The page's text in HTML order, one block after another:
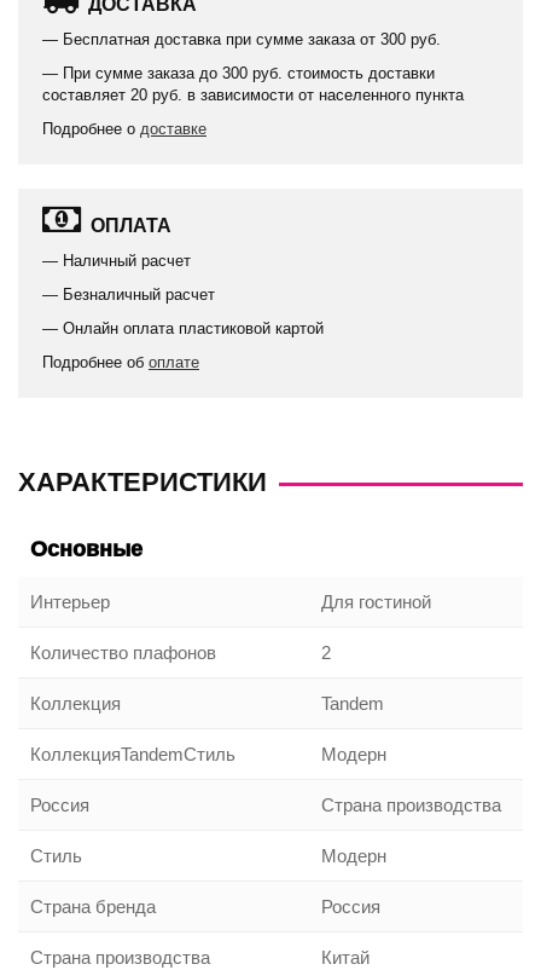
ДОСТАВКА
— Бесплатная доставка при сумме заказа от 300 руб.
— При сумме заказа до 300 руб. стоимость доставки
составляет 20 руб. в зависимости от населенного пункта
Подробнее о доставке
ОПЛАТА
— Наличный расчет
— Безналичный расчет
— Онлайн оплата пластиковой картой
Подробнее об оплате
ХАРАКТЕРИСТИКИ
Основные
Интерьер Для гостиной
Количество плафонов 2
Коллекция Tandem
КоллекцияTandemСтиль Модерн
Россия Страна производства
Стиль Модерн
Страна бренда Россия
Страна производства Китай